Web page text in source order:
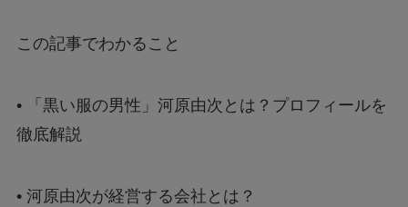
この記事でわかること
•
「黒い服の男性」河原由次とは？プロフィールを
徹底解説
• 河原由次が経営する会社とは？